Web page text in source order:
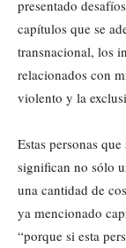
presentado
capítulos que se
transnacional, los
relacionados con
violento y la
Estas personas
significan no sólo
una cantidad de
ya mencionado
“porque si esta